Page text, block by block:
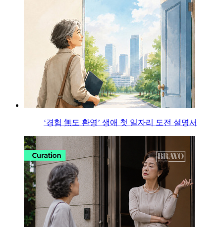
‘경험 無도 환영’ 생애 첫 일자리 도전 설명서